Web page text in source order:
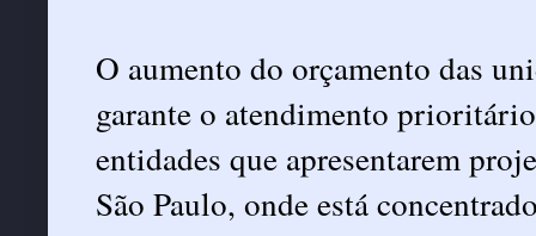
O aumento do orçamento das
garante o atendimento
entidades que apresentarem
São Paulo, onde está